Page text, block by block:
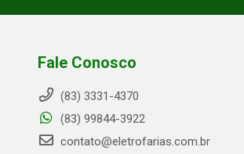
Fale Conosco
(83) 3331-4370
(83) 99844-3922
contato@eletrofarias.com.br